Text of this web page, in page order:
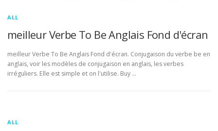
ALL
meilleur Verbe To Be Anglais Fond d'écran
meilleur Verbe To Be Anglais Fond d'écran. Conjugaison du verbe be en
anglais, voir les modèles de conjugaison en anglais, les verbes
irréguliers. Elle est simple et on l'utilise. Buy …
ALL